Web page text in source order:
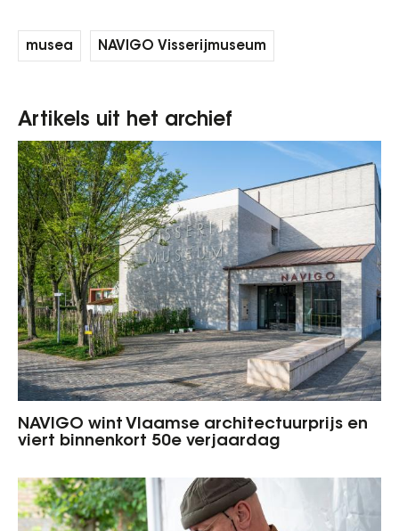
musea NAVIGO Visserijmuseum
Artikels uit het archief
NAVIGO wint Vlaamse architectuurprijs en
viert binnenkort 50e verjaardag